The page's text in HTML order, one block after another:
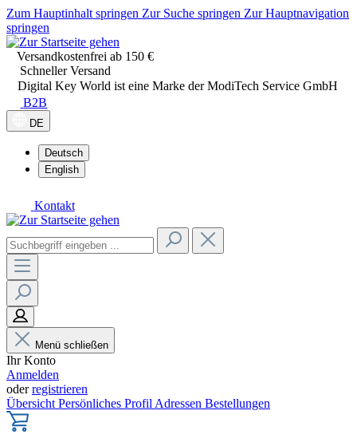
Zum Hauptinhalt springen Zur Suche springen Zur Hauptnavigation
springen
Versandkostenfrei ab 150 €
Schneller Versand
Digital Key World ist eine Marke der ModiTech Service GmbH
B2B
DE
Deutsch
English
Kontakt
Menü schließen
Ihr Konto
Anmelden
oderregistrieren
Übersicht Persönliches Profil Adressen Bestellungen